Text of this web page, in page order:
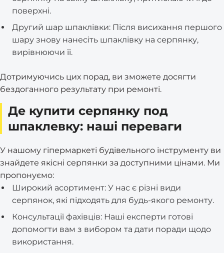
поверхні.
Другий шар шпаклівки: Після висихання першого
шару знову нанесіть шпаклівку на серпянку,
вирівнюючи її.
Дотримуючись цих порад, ви зможете досягти
бездоганного результату при ремонті.
Де купити серпянку под
шпаклевку: наші переваги
У нашому гіпермаркеті будівельного інструменту ви
знайдете якісні серпянки за доступними цінами. Ми
пропонуємо:
Широкий асортимент: У нас є різні види
серпянок, які підходять для будь-якого ремонту.
Консультації фахівців: Наші експерти готові
допомогти вам з вибором та дати поради щодо
використання.